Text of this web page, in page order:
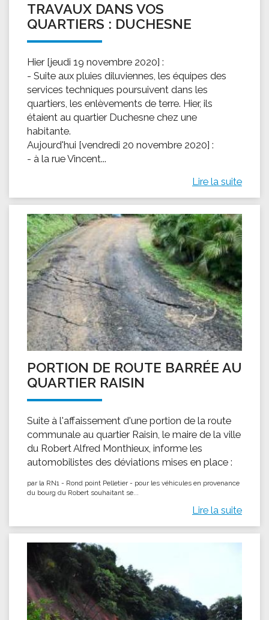
TRAVAUX DANS VOS
QUARTIERS : DUCHESNE
Hier [jeudi 19 novembre 2020] :
- Suite aux pluies diluviennes, les équipes des
services techniques poursuivent dans les
quartiers, les enlèvements de terre. Hier, ils
étaient au quartier Duchesne chez une
habitante.
Aujourd'hui [vendredi 20 novembre 2020] :
- à la rue Vincent...
Lire la suite
PORTION DE ROUTE BARRÉE AU
QUARTIER RAISIN
Suite à l'affaissement d'une portion de la route
communale au quartier Raisin, le maire de la ville
du Robert Alfred Monthieux, informe les
automobilistes des déviations mises en place :
par la RN1 - Rond point Pelletier - pour les véhicules en provenance
du bourg du Robert souhaitant se...
Lire la suite